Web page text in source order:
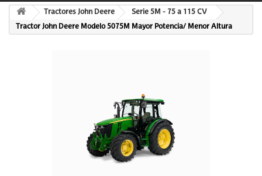
Tractores John Deere Serie 5M - 75 a 115 CV
Tractor John Deere Modelo 5075M Mayor Potencia/ Menor Altura